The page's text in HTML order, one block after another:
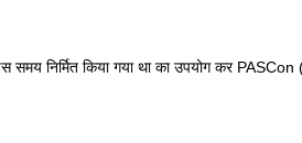
निर्मित किया गया था का उपयोग कर